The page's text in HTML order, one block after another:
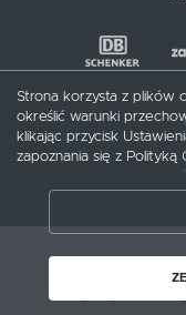
Strona korzysta z plików
określić warunki
klikając przycisk
zapoznania się z Polityką